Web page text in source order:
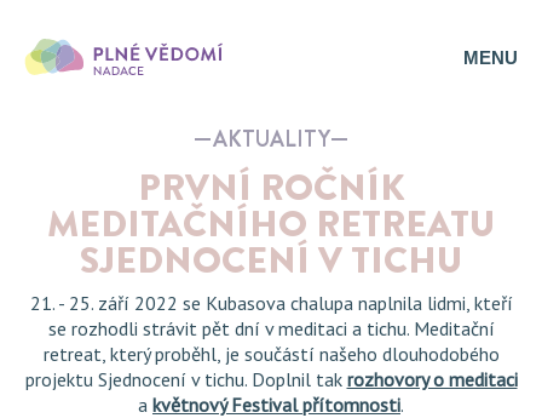
MENU
AKTUALITY
PRVNÍ ROČNÍK
MEDITAČNÍHO RETREATU
SJEDNOCENÍ V TICHU
21. - 25. září 2022 se Kubasova chalupa naplnila lidmi, kteří
se rozhodli strávit pět dní v meditaci a tichu. Meditační
retreat, který proběhl, je součástí našeho dlouhodobého
projektu Sjednocení v tichu. Doplnil tak rozhovory o meditaci
a květnový Festival přítomnosti.